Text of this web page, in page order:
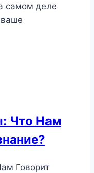
самом деле
ваше
Что Нам
Говорит